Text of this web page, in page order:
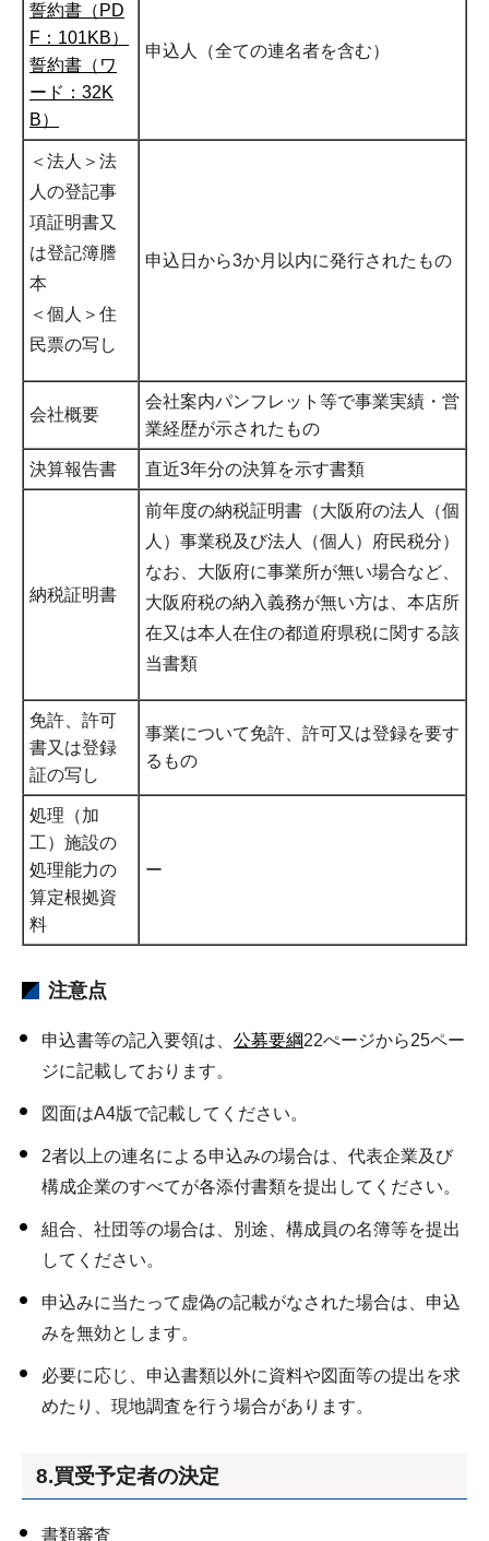
誓約書（PD
F：101KB）
誓約書（ワ
ード：32K
B）
申込人（全ての連名者を含む）
＜法人＞法
人の登記事
項証明書又
は登記簿謄
本
＜個人＞住
民票の写し
申込日から3か月以内に発行されたもの
会社概要
会社案内パンフレット等で事業実績・営
業経歴が示されたもの
決算報告書 直近3年分の決算を示す書類
納税証明書
前年度の納税証明書（大阪府の法人（個
人）事業税及び法人（個人）府民税分）
なお、大阪府に事業所が無い場合など、
大阪府税の納入義務が無い方は、本店所
在又は本人在住の都道府県税に関する該
当書類
免許、許可
書又は登録
証の写し
事業について免許、許可又は登録を要す
るもの
処理（加
工）施設の
処理能力の
算定根拠資
料
ー
注意点
申込書等の記入要領は、 公募要綱22ぺージから25ペー
ジに記載しております。
図面はA4版で記載してください。
2者以上の連名による申込みの場合は、代表企業及び
構成企業のすべてが各添付書類を提出してください。
組合、社団等の場合は、別途、構成員の名簿等を提出
してください。
申込みに当たって虚偽の記載がなされた場合は、申込
みを無効とします。
必要に応じ、申込書類以外に資料や図面等の提出を求
めたり、現地調査を行う場合があります。
8.買受予定者の決定
書類審査